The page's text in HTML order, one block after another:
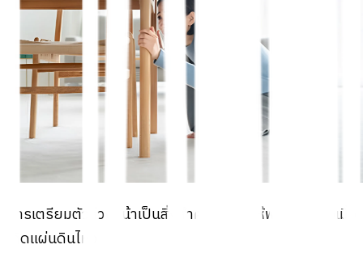
การเตรียมตัวล่วงหน้าเป็นสิ่งสำคัญที่ช่วยให้พร้อมรับมือเมื่อ
เกิดแผ่นดินไหว